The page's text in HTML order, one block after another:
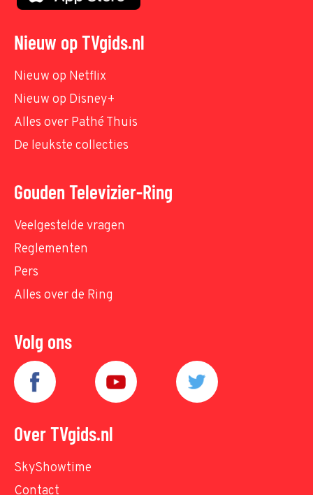
Nieuw op TVgids.nl
Nieuw op Netflix
Nieuw op Disney+
Alles over Pathé Thuis
De leukste collecties
Gouden Televizier-Ring
Veelgestelde vragen
Reglementen
Pers
Alles over de Ring
Volg ons
Over TVgids.nl
SkyShowtime
Contact